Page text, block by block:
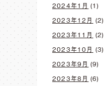
2024年1月 (1)
2023年12月 (2)
2023年11月 (2)
2023年10月 (3)
2023年9月 (9)
2023年8月 (6)